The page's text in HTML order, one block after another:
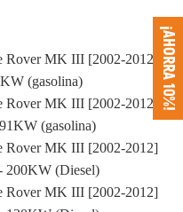
Rover MK III [2002-2012]
(gasolina)
Rover MK III [2002-2012]
(gasolina)
Rover MK III [2002-2012]
200KW (Diesel)
Rover MK III [2002-2012]
¡AHORRA 10%!